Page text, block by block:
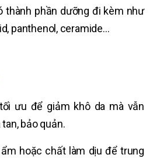
thành phần dưỡng đi kèm như
panthenol, ceramide…
ưu để giảm khô da mà vẫn
bảo quản.
hoặc chất làm dịu để trung